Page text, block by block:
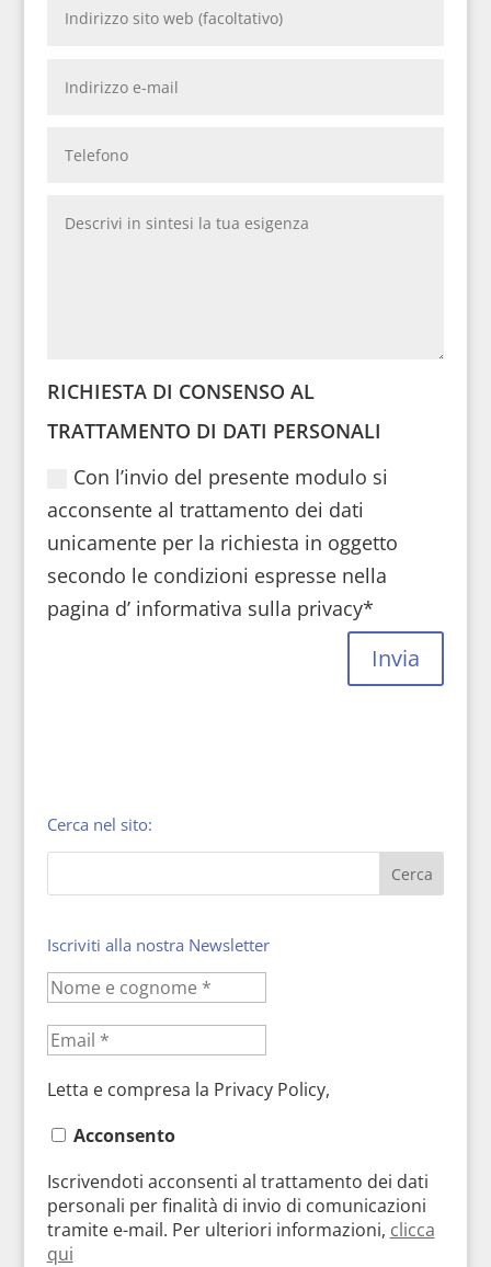
RICHIESTA DI CONSENSO AL
TRATTAMENTO DI DATI PERSONALI
Con l’invio del presente modulo si
acconsente al trattamento dei dati
unicamente per la richiesta in oggetto
secondo le condizioni espresse nella
pagina d’ informativa sulla privacy*
Invia
Cerca nel sito:
Iscriviti alla nostra Newsletter
Letta e compresa la Privacy Policy,
Acconsento
Iscrivendoti acconsenti al trattamento dei dati
personali per finalità di invio di comunicazioni
tramite e-mail. Per ulteriori informazioni, clicca
qui